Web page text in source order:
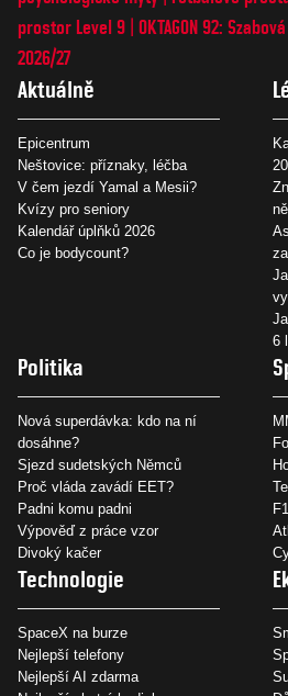
prostor Level 9 OKTAGON 92:
2026/27
Aktuálně
Epicentrum
Neštovice: příznaky, léčba
V čem jezdí Yamal a Mesii?
Kvízy pro seniory
Kalendář úplňků 2026
Co je bodycount?
6
Politika
Nová superdávka: kdo na ní
dosáhne?
Sjezd sudetských Němců
Proč vláda zavádí EET?
Padni komu padni
Výpověď z práce vzor
Divoký kačer
Technologie
SpaceX na burze
Nejlepší telefony
Nejlepší AI zdarma